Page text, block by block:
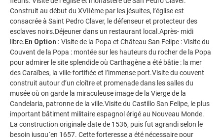
Construit au début du XVIIème par les jésuites, l’église est
consacrée à Saint Pedro Claver, le défenseur et protecteur des
esclaves noirs.Déjeuner dans un restaurant local.Après- midi
libre. En Option : Visite de la Popa et Château San Felipe : Visite du
Couvent de la Popa : montée sur les hauteurs du rocher de la Popa
pour admirer le site splendide où Carthagène a été bâtie : la mer
des Caraïbes, la ville-fortifiée et l’immense port.Visite du couvent
construit autour d’un cloître et promenade dans les salles du
musée où on garde la miraculeuse image de la Vierge de la
Candelaria, patronne de la ville.Visite du Castillo San Felipe, le plus
important bâtiment militaire espagnol érigé au Nouveau Monde.
La construction originale date de 1536, puis fut agrandi selon le
besoin jusqu´en 1657. Cette forteresse a été nécessaire pour